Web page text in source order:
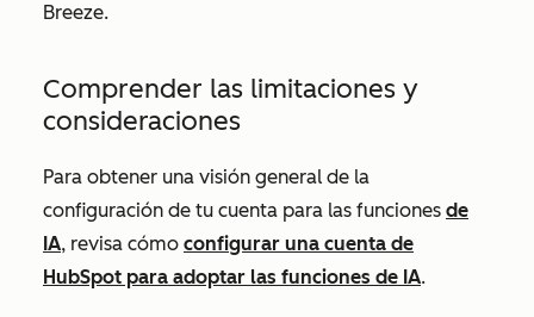
Breeze.
Comprender las limitaciones y
consideraciones
Para obtener una visión general de la
configuración de tu cuenta para las funciones de
IA, revisa cómo configurar una cuenta de
HubSpot para adoptar las funciones de IA.